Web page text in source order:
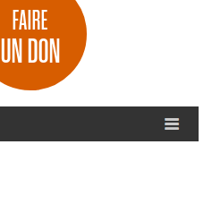
FAIRE
UN DON